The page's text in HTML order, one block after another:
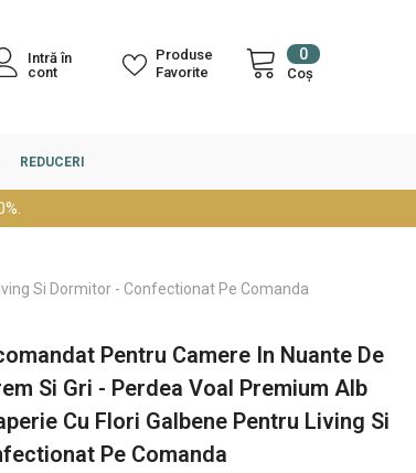
00
articole
Coș
Produse
Favorite
Intră în
cont
REDUCERI
Si Dormitor - Confectionat Pe Comanda
Pentru Camere In Nuante De
Si Gri - Perdea Voal Premium Alb
Cu Flori Galbene Pentru Living Si
Pe Comanda